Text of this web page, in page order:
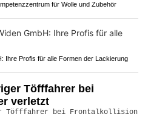
für Wolle und Zubehör
Ihre Profis für alle Formen der Lackierung
Töfffahrer bei
verletzt